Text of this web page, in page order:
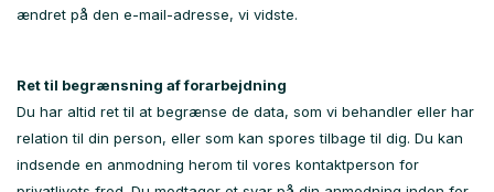
ændret på den e-mail-adresse, vi vidste.
Ret til begrænsning af forarbejdning
Du har altid ret til at begrænse de data, som vi behandler eller har
relation til din person, eller som kan spores tilbage til dig. Du kan
indsende en anmodning herom til vores kontaktperson for